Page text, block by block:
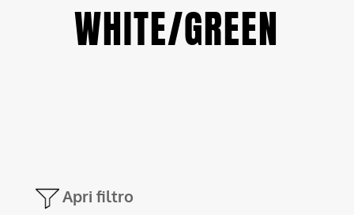
WHITE/GREEN
Apri filtro